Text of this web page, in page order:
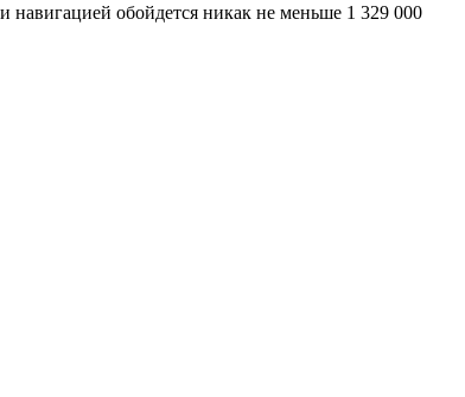
обойдется никак не меньше 1 329 000